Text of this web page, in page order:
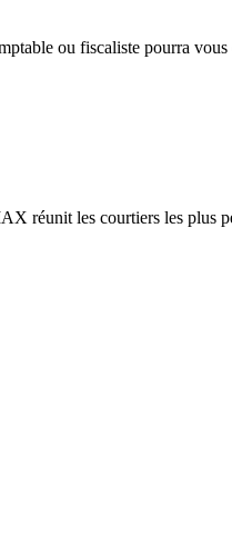
ou fiscaliste pourra vous
réunit les courtiers les plus